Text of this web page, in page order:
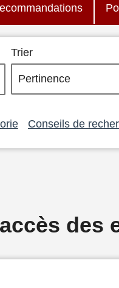
Trier
Conseils de
des